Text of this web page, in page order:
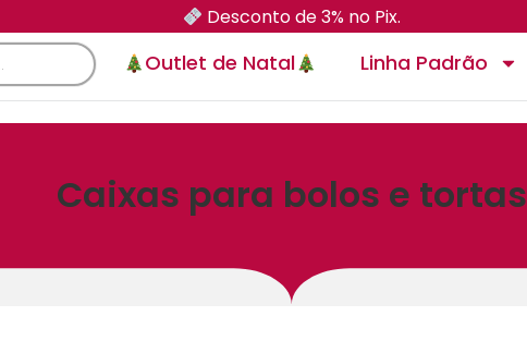
Desconto de 3% no Pix.
Outlet de Natal Linha Padrão
Caixas para bolos e tortas